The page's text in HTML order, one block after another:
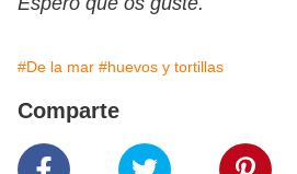
#De la mar #huevos y tortillas
Comparte